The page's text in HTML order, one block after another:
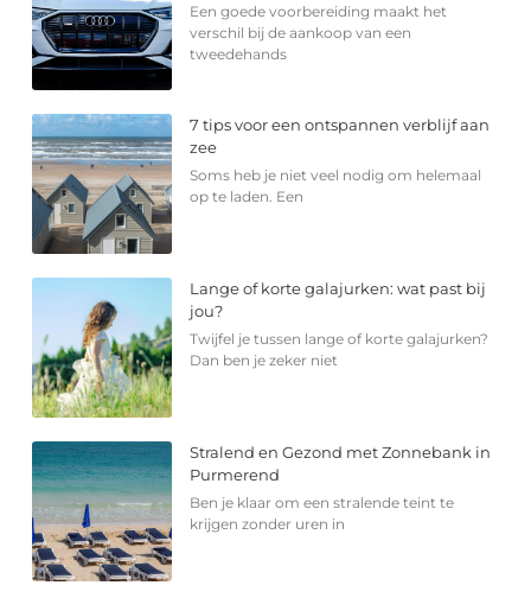
Een goede voorbereiding maakt het
verschil bij de aankoop van een
tweedehands
7 tips voor een ontspannen verblijf aan
zee
Soms heb je niet veel nodig om helemaal
op te laden. Een
Lange of korte galajurken: wat past bij
jou?
Twijfel je tussen lange of korte galajurken?
Dan ben je zeker niet
Stralend en Gezond met Zonnebank in
Purmerend
Ben je klaar om een stralende teint te
krijgen zonder uren in